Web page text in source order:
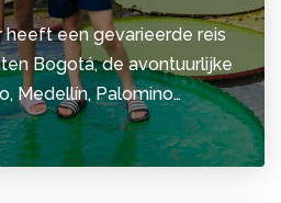
heeft een gevarieerde reis
Bogotá, de avontuurlijke
Medellín, Palomino…